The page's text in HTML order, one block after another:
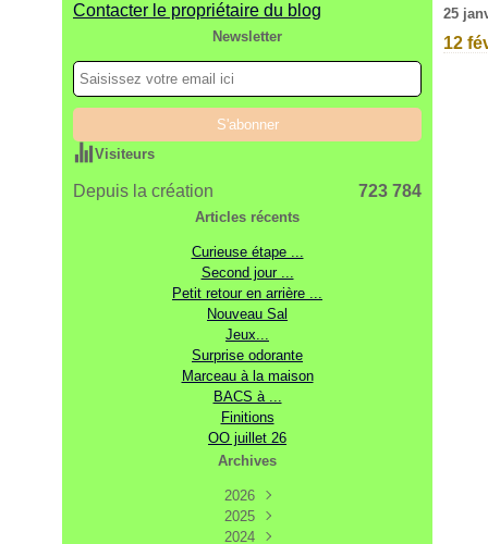
Contacter le propriétaire du blog
Newsletter
Visiteurs
Depuis la création 723 784
Articles récents
Curieuse étape ...
Second jour ...
Petit retour en arrière ...
Nouveau Sal
Jeux...
Surprise odorante
Marceau à la maison
BACS à ...
Finitions
OO juillet 26
Archives
2026
Août
(3)
Juillet(7)
2025
Décembre
2024
25
12